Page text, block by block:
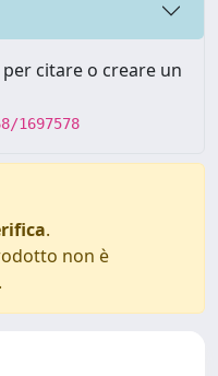
citare o creare un
1697578
.
non è